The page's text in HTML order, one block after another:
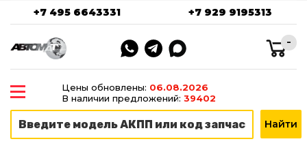
+7 495 6643331 +7 929 9195313
-
Цены обновлены: 06.08.2026
В наличии предложений: 39402